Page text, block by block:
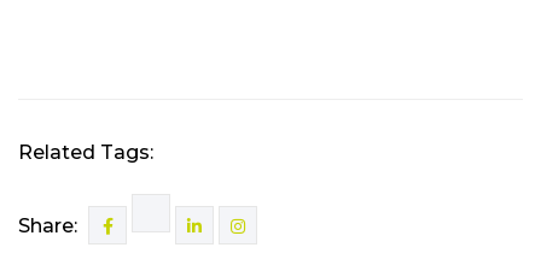
Related Tags:
Share: